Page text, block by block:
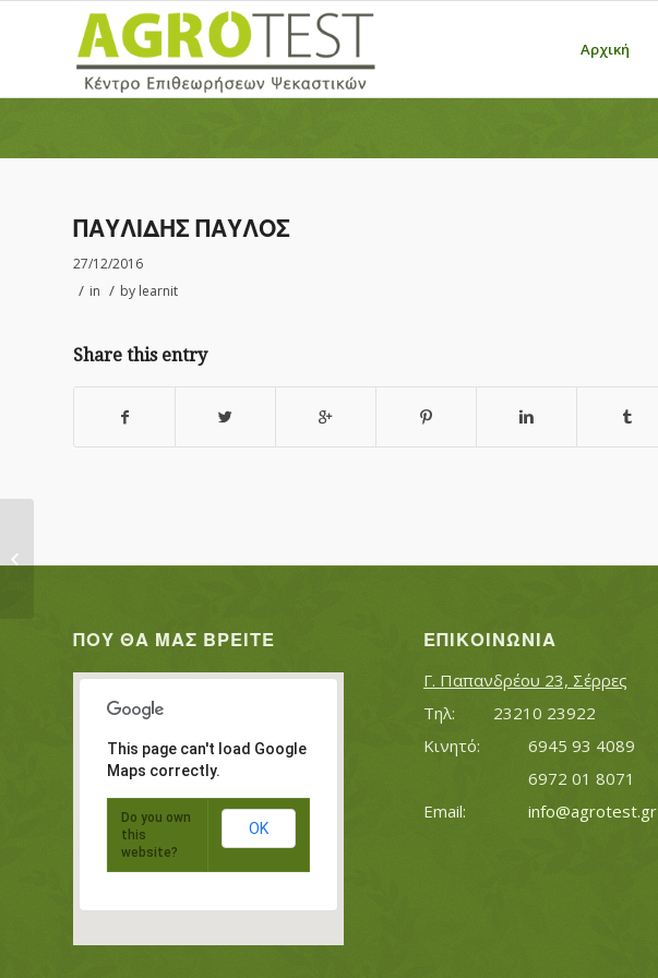
Αρχική
ΠΑΥΛΙΔΗΣ ΠΑΥΛΟΣ
27/12/2016
/ in / by learnit
Share this entry
ΠΟΥ ΘΑ ΜΑΣ ΒΡΕΊΤΕ
This page can't load Google
Maps correctly.
Do you own
this
website?
OK
ΕΠΙΚΟΙΝΩΝΊΑ
Γ. Παπανδρέου 23, Σέρρες
Τηλ:		23210 23922
Κινητό:		6945 93 4089
			6972 01 8071
info@agrotest.gr
ΣΟΦΙΑ